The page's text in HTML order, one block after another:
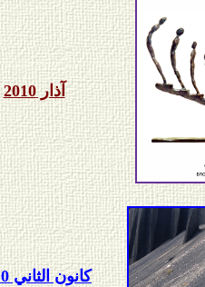
آذار 2010
كانون الثاني 2010